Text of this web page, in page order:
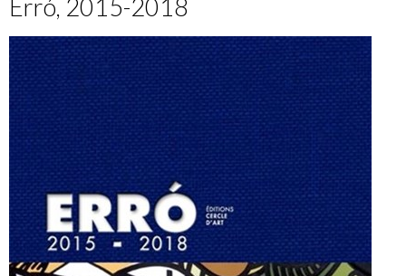
Erró, 2015-2018